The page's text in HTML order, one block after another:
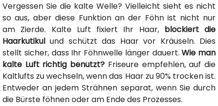
Vergessen Sie die kalte Welle? Vielleicht sieht es nicht
so aus, aber diese Funktion an der Föhn ist nicht nur
am Zierde. Kalte Luft fixiert Ihr Haar, blockiert die
Haarkutikul und schützt das Haar vor Kräuseln. Dies
stellt sicher, dass Ihr Föhnwelle länger dauert.Wie man
kalte Luft richtig benutzt? Friseure empfehlen, auf die
Kaltlufts zu wechseln, wenn das Haar zu 90% trocken ist.
Entweder an jedem Strähnen separat, wenn Sie durch
die Bürste föhnen oder am Ende des Prozesses.